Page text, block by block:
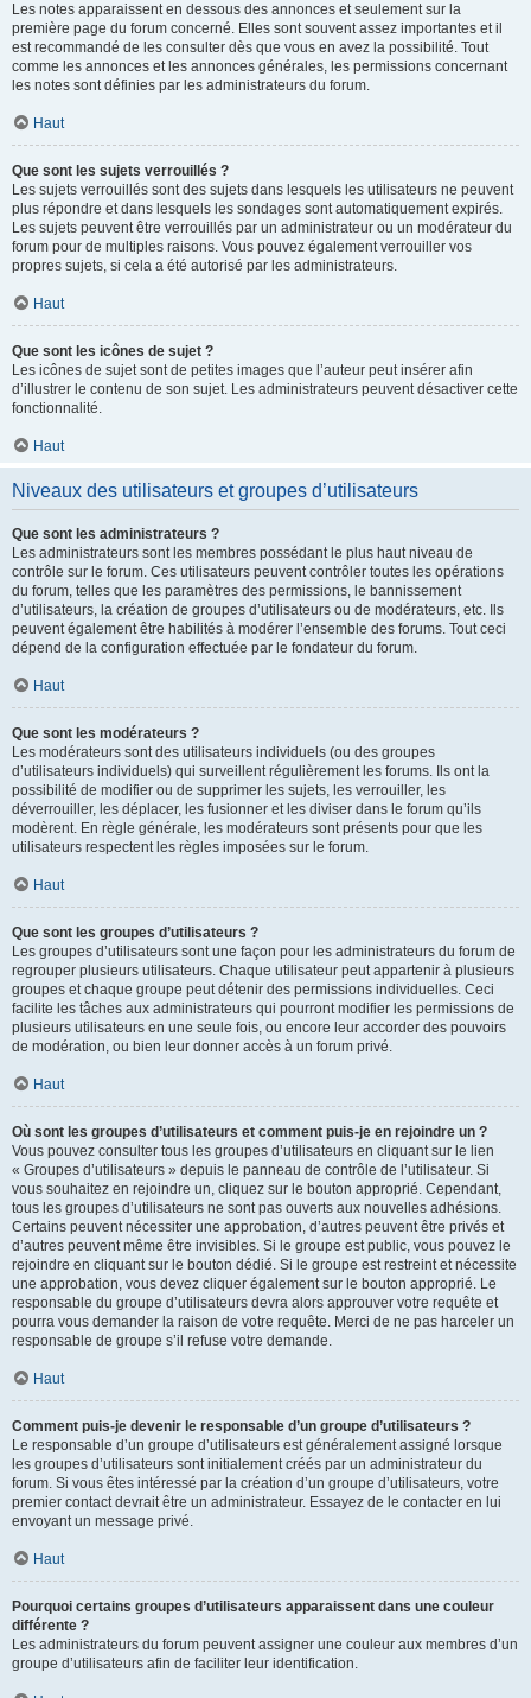
Les notes apparaissent en dessous des annonces et seulement sur la
première page du forum concerné. Elles sont souvent assez importantes et il
est recommandé de les consulter dès que vous en avez la possibilité. Tout
comme les annonces et les annonces générales, les permissions concernant
les notes sont définies par les administrateurs du forum.
Haut
Que sont les sujets verrouillés ?
Les sujets verrouillés sont des sujets dans lesquels les utilisateurs ne peuvent
plus répondre et dans lesquels les sondages sont automatiquement expirés.
Les sujets peuvent être verrouillés par un administrateur ou un modérateur du
forum pour de multiples raisons. Vous pouvez également verrouiller vos
propres sujets, si cela a été autorisé par les administrateurs.
Haut
Que sont les icônes de sujet ?
Les icônes de sujet sont de petites images que l’auteur peut insérer afin
d’illustrer le contenu de son sujet. Les administrateurs peuvent désactiver cette
fonctionnalité.
Haut
Niveaux des utilisateurs et groupes d’utilisateurs
Que sont les administrateurs ?
Les administrateurs sont les membres possédant le plus haut niveau de
contrôle sur le forum. Ces utilisateurs peuvent contrôler toutes les opérations
du forum, telles que les paramètres des permissions, le bannissement
d’utilisateurs, la création de groupes d’utilisateurs ou de modérateurs, etc. Ils
peuvent également être habilités à modérer l’ensemble des forums. Tout ceci
dépend de la configuration effectuée par le fondateur du forum.
Haut
Que sont les modérateurs ?
Les modérateurs sont des utilisateurs individuels (ou des groupes
d’utilisateurs individuels) qui surveillent régulièrement les forums. Ils ont la
possibilité de modifier ou de supprimer les sujets, les verrouiller, les
déverrouiller, les déplacer, les fusionner et les diviser dans le forum qu’ils
modèrent. En règle générale, les modérateurs sont présents pour que les
utilisateurs respectent les règles imposées sur le forum.
Haut
Que sont les groupes d’utilisateurs ?
Les groupes d’utilisateurs sont une façon pour les administrateurs du forum de
regrouper plusieurs utilisateurs. Chaque utilisateur peut appartenir à plusieurs
groupes et chaque groupe peut détenir des permissions individuelles. Ceci
facilite les tâches aux administrateurs qui pourront modifier les permissions de
plusieurs utilisateurs en une seule fois, ou encore leur accorder des pouvoirs
de modération, ou bien leur donner accès à un forum privé.
Haut
Où sont les groupes d’utilisateurs et comment puis-je en rejoindre un ?
Vous pouvez consulter tous les groupes d’utilisateurs en cliquant sur le lien
« Groupes d’utilisateurs » depuis le panneau de contrôle de l’utilisateur. Si
vous souhaitez en rejoindre un, cliquez sur le bouton approprié. Cependant,
tous les groupes d’utilisateurs ne sont pas ouverts aux nouvelles adhésions.
Certains peuvent nécessiter une approbation, d’autres peuvent être privés et
d’autres peuvent même être invisibles. Si le groupe est public, vous pouvez le
rejoindre en cliquant sur le bouton dédié. Si le groupe est restreint et nécessite
une approbation, vous devez cliquer également sur le bouton approprié. Le
responsable du groupe d’utilisateurs devra alors approuver votre requête et
pourra vous demander la raison de votre requête. Merci de ne pas harceler un
responsable de groupe s’il refuse votre demande.
Haut
Comment puis-je devenir le responsable d’un groupe d’utilisateurs ?
Le responsable d’un groupe d’utilisateurs est généralement assigné lorsque
les groupes d’utilisateurs sont initialement créés par un administrateur du
forum. Si vous êtes intéressé par la création d’un groupe d’utilisateurs, votre
premier contact devrait être un administrateur. Essayez de le contacter en lui
envoyant un message privé.
Haut
Pourquoi certains groupes d’utilisateurs apparaissent dans une couleur
différente ?
Les administrateurs du forum peuvent assigner une couleur aux membres d’un
groupe d’utilisateurs afin de faciliter leur identification.